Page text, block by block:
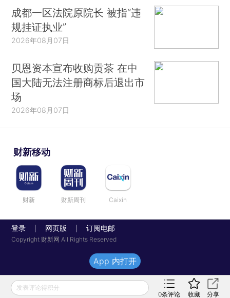
成都一区法院原院长 被指“违
规挂证执业”
2026年08月07日
贝恩资本宣布收购贡茶 在中
国大陆无法注册商标后退出市
场
2026年08月07日
财新移动
财新 财新周刊 Caixin
登录 网页版 订阅电邮
Copyright 财新网 All Rights Reserved
发表评论得积分
0条评论 收藏 分享
App 内打开